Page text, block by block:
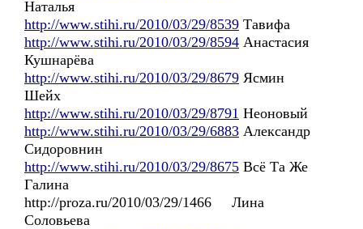
Наталья
http://www.stihi.ru/2010/03/29/8539 Тавифа
http://www.stihi.ru/2010/03/29/8594 Анастасия
Кушнарёва
http://www.stihi.ru/2010/03/29/8679 Ясмин
Шейх
http://www.stihi.ru/2010/03/29/8791 Неоновый
http://www.stihi.ru/2010/03/29/6883 Александр
Сидоровнин
http://www.stihi.ru/2010/03/29/8675 Всё Та Же
Галина
http://proza.ru/2010/03/29/1466 Лина
Соловьева